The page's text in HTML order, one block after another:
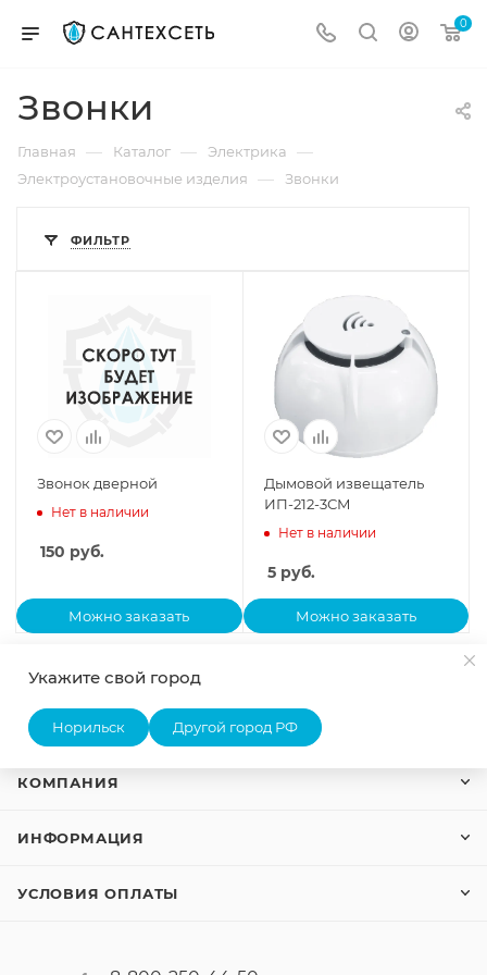
0
Звонки
Главная — Каталог — Электрика —
Электроустановочные изделия — Звонки
ФИЛЬТР
Звонок дверной
Нет в наличии
150 руб.
Можно заказать
Дымовой извещатель
ИП-212-3СМ
Нет в наличии
5руб.
Можно заказать
КАТАЛОГ
КОМПАНИЯ
ИНФОРМАЦИЯ
УСЛОВИЯ ОПЛАТЫ
Укажите свой город
Норильск Другой город РФ